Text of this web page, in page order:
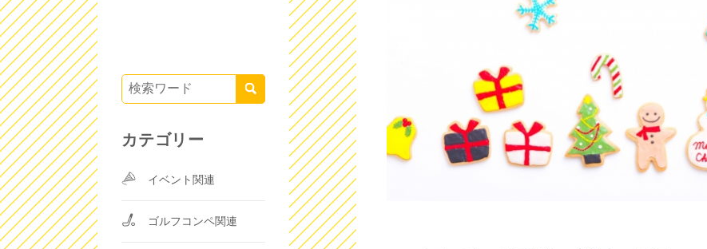
カテゴリー
イベント関連
ゴルフコンペ関連